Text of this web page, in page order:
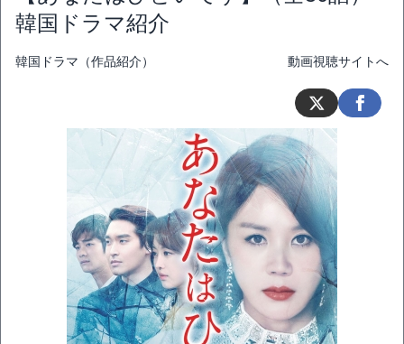
韓国ドラマ紹介
韓国ドラマ（作品紹介） 動画視聴サイトへ